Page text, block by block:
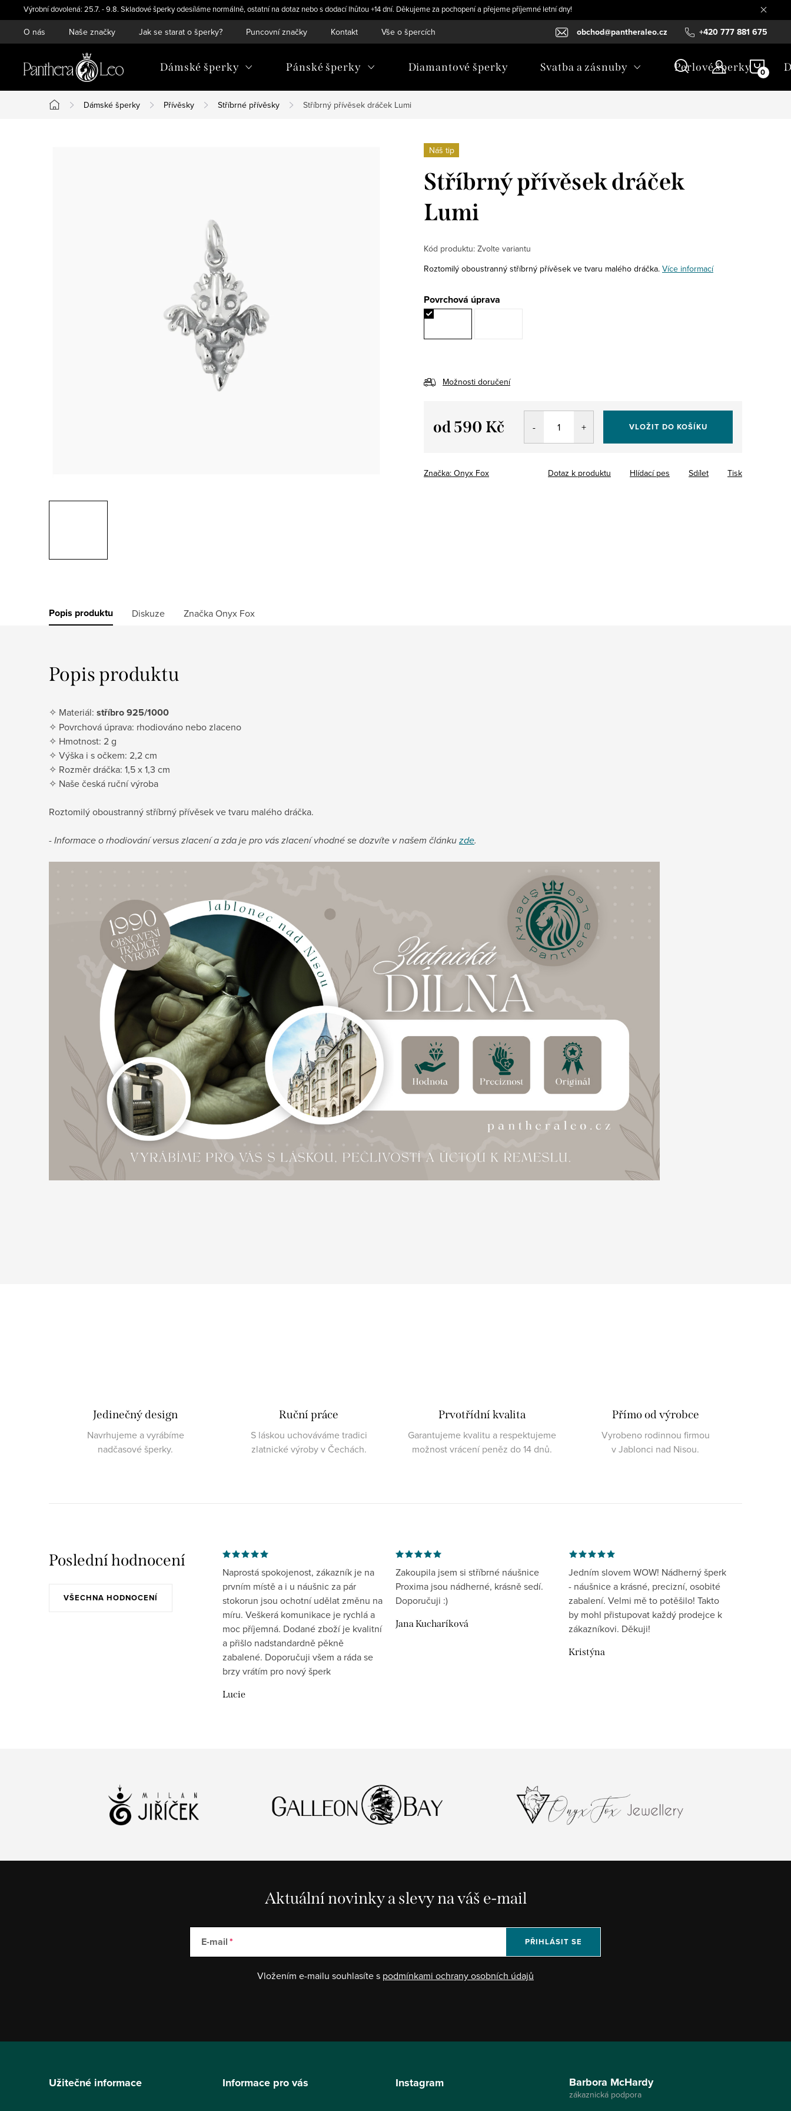
na
obsah
Výrobní dovolená: 25.7. - 9.8. Skladové šperky odesíláme normálně, ostatní na dotaz nebo s dodací lhůtou +14 dní. Děkujeme za pochopení a přejeme příjemné letní dny!
+420 777 881 675
obchod@pantheraleo.cz
O nás Naše značky Jak se starat o šperky? Puncovní značky Kontakt Vše o špercích
Dámské šperky Pánské šperky Diamantové šperky Svatba a zásnuby Perlové šperky
Domů
Dámské šperky Přívěsky Stříbrné přívěsky Stříbrný přívěsek dráček Lumi
Náš tip
Stříbrný přívěsek dráček
Lumi
Kód produktu: Zvolte variantu
Roztomilý oboustranný stříbrný přívěsek ve tvaru malého dráčka. Více informací
Povrchová úprava
Možnosti doručení
od590 Kč VLOŽIT DO KOŠÍKU
Značka: Onyx Fox Tisk
Dotaz k produktu Hlídací pes Sdílet
Popis produktu Diskuze ZnačkaOnyx Fox
Popis produktu
✧ Materiál: stříbro 925/1000
✧ Povrchová úprava: rhodiováno nebo zlaceno
✧ Hmotnost: 2 g
✧ Výška i s očkem: 2,2 cm
✧ Rozměr dráčka: 1,5 x 1,3 cm
✧ Naše česká ruční výroba
Roztomilý oboustranný stříbrný přívěsek ve tvaru malého dráčka.
- Informace o rhodiování versus zlacení a zda je pro vás zlacení vhodné se dozvíte v našem článkuzde.
Jedinečný design
Navrhujeme a vyrábíme
nadčasové šperky.
Ruční práce
S láskou uchováváme tradici
zlatnické výroby v Čechách.
Prvotřídní kvalita
Garantujeme kvalitu a respektujeme
možnost vrácení peněz do 14 dnů.
Přímo od výrobce
Vyrobeno rodinnou firmou
v Jablonci nad Nisou.
Poslední hodnocení
VŠECHNA HODNOCENÍ
Naprostá spokojenost, zákazník je na
prvním místě a i u náušnic za pár
stokorun jsou ochotní udělat změnu na
míru. Veškerá komunikace je rychlá a
moc příjemná. Dodané zboží je kvalitní
a přišlo nadstandardně pěkně
zabalené. Doporučuji všem a ráda se
brzy vrátím pro nový šperk
Lucie
Zakoupila jsem si stříbrné náušnice
Proxima jsou nádherné, krásně sedí.
Doporučuji :)
Jana Kucharíková
Jedním slovem WOW! Nádherný šperk
- náušnice a krásné, precizní, osobité
zabalení. Velmi mě to potěšilo! Takto
by mohl přistupovat každý prodejce k
zákazníkovi. Děkuji!
Kristýna
Aktuální novinky a slevy na váš e-mail
E-mail
Vložením e-mailu souhlasíte s podmínkami ochrany osobních údajů
PŘIHLÁSIT SE
Užitečné informace Informace pro vás Instagram Barbora McHardy